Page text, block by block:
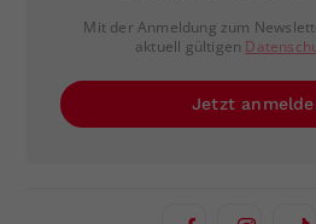
Mit der Anmeldung zum
aktuell gültigen
Jetzt